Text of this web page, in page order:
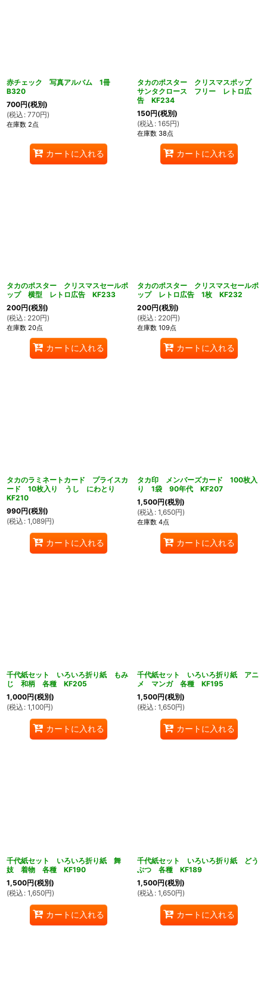
赤チェック 写真アルバム 1冊
B320
700円(税別)
(税込 : 770円)
在庫数 2点
カートに入れる
タカのポスター クリスマスポップ
サンタクロース フリー レトロ広
告 KF234
150円(税別)
(税込 : 165円)
在庫数 38点
カートに入れる
タカのポスター クリスマスセールポ
ップ 横型 レトロ広告 KF233
200円(税別)
(税込 : 220円)
在庫数 20点
カートに入れる
タカのポスター クリスマスセールポ
ップ レトロ広告 1枚 KF232
200円(税別)
(税込 : 220円)
在庫数 109点
カートに入れる
タカのラミネートカード プライスカ
ード 10枚入り うし にわとり
KF210
990円(税別)
(税込 : 1,089円)
カートに入れる
タカ印 メンバーズカード 100枚入
り 1袋 90年代 KF207
1,500円(税別)
(税込 : 1,650円)
在庫数 4点
カートに入れる
千代紙セット いろいろ折り紙 もみ
じ 和柄 各種 KF205
1,000円(税別)
(税込 : 1,100円)
カートに入れる
千代紙セット いろいろ折り紙 アニ
メ マンガ 各種 KF195
1,500円(税別)
(税込 : 1,650円)
カートに入れる
千代紙セット いろいろ折り紙 舞
妓 着物 各種 KF190
1,500円(税別)
(税込 : 1,650円)
カートに入れる
千代紙セット いろいろ折り紙 どう
ぶつ 各種 KF189
1,500円(税別)
(税込 : 1,650円)
カートに入れる